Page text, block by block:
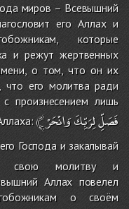
миров – Всевышний
его Аллах и
которые
и режут жертвенных
о том, что он их
его молитва ради
произнесением лишь
﴾ فَصَلِّلِرَبِّكَوَانْحَرْ
Господа и закалывай
свою молитву и
Аллах повелел
о своём